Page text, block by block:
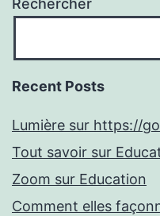
Rechercher
Recent Posts
Lumière sur https://
Tout savoir sur
Zoom sur Education
Comment elles